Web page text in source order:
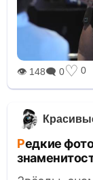
👁 148🗨 0♡ 0
Редкие фото известных людей и